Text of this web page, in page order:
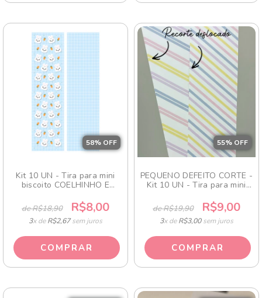
58% OFF
Kit 10 UN - Tira para mini
biscoito COELHINHO E
de R$18,90 R$8,00
3x deR$2,67sem juros
55% OFF
PEQUENO DEFEITO CORTE -
Kit 10 UN - Tira para mini
de R$19,90 R$9,00
3x deR$3,00sem juros